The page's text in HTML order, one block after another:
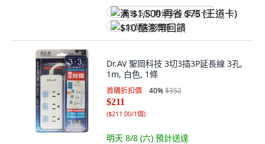
满 $1,500 再省 $75 (王道卡)
$10 酷澎幣回饋
Dr.AV 聖岡科技 3切3插3P延長線 3孔,
1m, 白色, 1條
首購折扣價 40%$352
$211
($211.00/1個)
明天 8/8 (六) 預計送達